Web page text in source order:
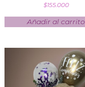
$155.000
Añadir al carrito